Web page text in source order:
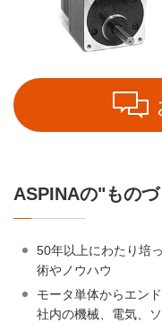
ASPINAの"もの
50年以上にわたり培
術やノウハウ
モータ単体からエン
社内の機械、電気、